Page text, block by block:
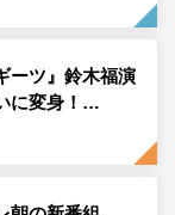
るような感覚で
た。最年少曜日
て若さと言いま
いなと思いま
というふうに言
りますが、お茶
ーツ』鈴木福演
に変身！…